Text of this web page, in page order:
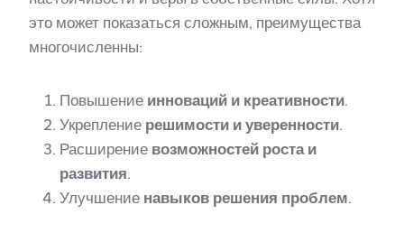
это может показаться сложным, преимущества
многочисленны:
Повышение инноваций и креативности.
Укрепление решимости и уверенности.
Расширение возможностей роста и
развития.
Улучшение навыков решения проблем.